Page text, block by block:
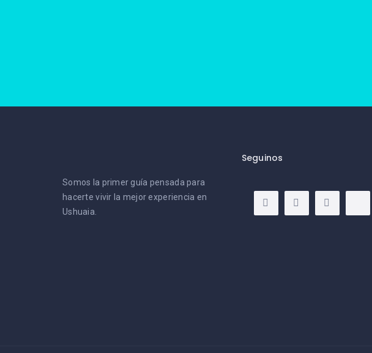
Somos la primer guía pensada para
hacerte vivir la mejor experiencia en
Ushuaia.
Seguinos